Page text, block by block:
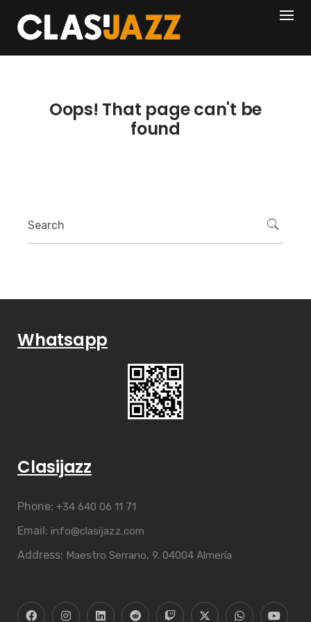
content
404
Oops! That page can't be
found
Whatsapp
Clasijazz
Phone: +34 640 06 11 71
Email: info@clasijazz.com
Address: Maestro Serrano, 9. 04004 Almería